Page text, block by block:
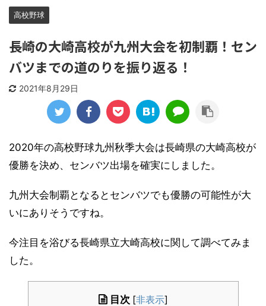
高校野球
長崎の大崎高校が九州大会を初制覇！セン
バツまでの道のりを振り返る！
2021年8月29日
2020年の高校野球九州秋季大会は長崎県の大崎高校が
優勝を決め、センバツ出場を確実にしました。
九州大会制覇となるとセンバツでも優勝の可能性が大
いにありそうですね。
今注目を浴びる長崎県立大崎高校に関して調べてみま
した。
目次 [非表示]